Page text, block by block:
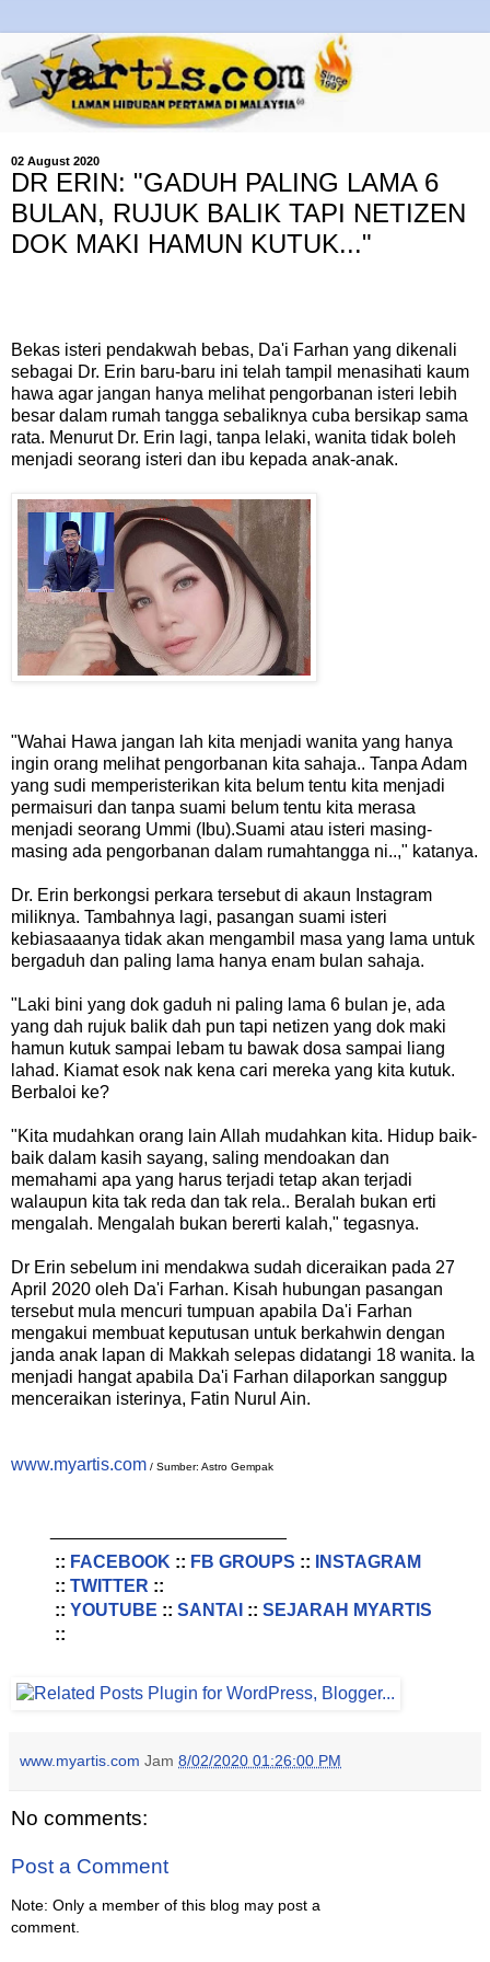
02 August 2020
DR ERIN: "GADUH PALING LAMA 6
BULAN, RUJUK BALIK TAPI NETIZEN
DOK MAKI HAMUN KUTUK..."
Bekas isteri pendakwah bebas, Da'i Farhan yang dikenali
sebagai Dr. Erin baru-baru ini telah tampil menasihati kaum
hawa agar jangan hanya melihat pengorbanan isteri lebih
besar dalam rumah tangga sebaliknya cuba bersikap sama
rata. Menurut Dr. Erin lagi, tanpa lelaki, wanita tidak boleh
menjadi seorang isteri dan ibu kepada anak-anak.
"Wahai Hawa jangan lah kita menjadi wanita yang hanya
ingin orang melihat pengorbanan kita sahaja.. Tanpa Adam
yang sudi memperisterikan kita belum tentu kita menjadi
permaisuri dan tanpa suami belum tentu kita merasa
menjadi seorang Ummi (Ibu).Suami atau isteri masing-
masing ada pengorbanan dalam rumahtangga ni..," katanya.
Dr. Erin berkongsi perkara tersebut di akaun Instagram
miliknya. Tambahnya lagi, pasangan suami isteri
kebiasaaanya tidak akan mengambil masa yang lama untuk
bergaduh dan paling lama hanya enam bulan sahaja.
"Laki bini yang dok gaduh ni paling lama 6 bulan je, ada
yang dah rujuk balik dah pun tapi netizen yang dok maki
hamun kutuk sampai lebam tu bawak dosa sampai liang
lahad. Kiamat esok nak kena cari mereka yang kita kutuk.
Berbaloi ke?
"Kita mudahkan orang lain Allah mudahkan kita. Hidup baik-
baik dalam kasih sayang, saling mendoakan dan
memahami apa yang harus terjadi tetap akan terjadi
walaupun kita tak reda dan tak rela.. Beralah bukan erti
mengalah. Mengalah bukan bererti kalah," tegasnya.
Dr Erin sebelum ini mendakwa sudah diceraikan pada 27
April 2020 oleh Da'i Farhan. Kisah hubungan pasangan
tersebut mula mencuri tumpuan apabila Da'i Farhan
mengakui membuat keputusan untuk berkahwin dengan
janda anak lapan di Makkah selepas didatangi 18 wanita. Ia
menjadi hangat apabila Da'i Farhan dilaporkan sanggup
menceraikan isterinya, Fatin Nurul Ain.
www.myartis.com / Sumber: Astro Gempak
:: FACEBOOK :: FB GROUPS ::
INSTAGRAM
:: TWITTER ::
:: YOUTUBE :: SANTAI :: SEJARAH MYARTIS
::
www.myartis.com Jam 8/02/2020 01:26:00 PM
No comments:
Post a Comment
Note: Only a member of this blog may post a
comment.